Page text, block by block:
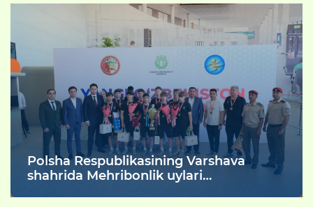
boʻyicha boshqarmasida xizmat olib
borayotgan harbiy xizmatchilarning
farzandlarini yozgi taʼtilini mazmunli
oʻtkazish va madaniy hordiq chiqarishini
taʼminlash maqsadida harbiy
xizmatchilar bilan ularning oila aʼzolari
ishtirokida Yozgi oromgohlarga
kuzatildi.
Polsha Respublikasining Varshava
shahrida Mehribonlik uylari